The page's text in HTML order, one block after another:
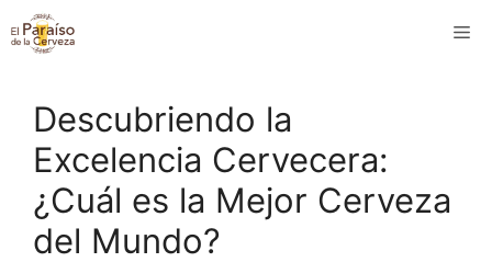
Saltar
al
Descubriendo la
Excelencia Cervecera:
¿Cuál es la Mejor Cerveza
del Mundo?